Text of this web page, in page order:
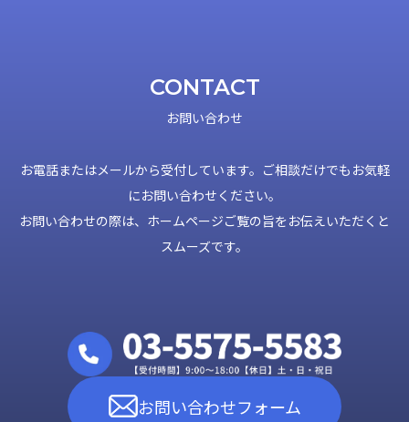
CONTACT
お問い合わせ
お電話またはメールから受付しています。ご相談だけでもお気軽
にお問い合わせください。
お問い合わせの際は、ホームページご覧の旨をお伝えいただくと
スムーズです。
お問い合わせフォーム